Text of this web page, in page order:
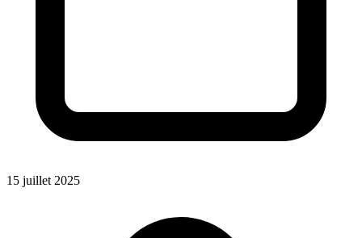
15 juillet 2025